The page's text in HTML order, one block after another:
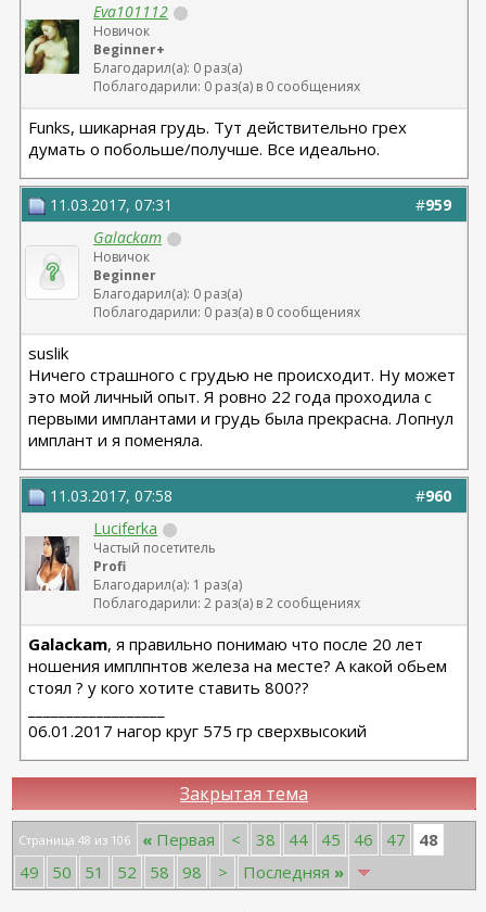
Eva101112
Новичок
Beginner+
Благодарил(а): 0 раз(а)
Поблагодарили: 0 раз(а) в 0 сообщениях
Funks, шикарная грудь. Тут действительно грех
думать о побольше/получше. Все идеально.
#959
11.03.2017, 07:31
Galackam
Новичок
Beginner
Благодарил(а): 0 раз(а)
Поблагодарили: 0 раз(а) в 0 сообщениях
suslik
Ничего страшного с грудью не происходит. Ну может
это мой личный опыт. Я ровно 22 года проходила с
первыми имплантами и грудь была прекрасна. Лопнул
имплант и я поменяла.
#960
11.03.2017, 07:58
Luciferka
Частый посетитель
Profi
Благодарил(а): 1 раз(а)
Поблагодарили: 2 раз(а) в 2 сообщениях
Galackam, я правильно понимаю что после 20 лет
ношения имплпнтов железа на месте? А какой обьем
стоял ? у кого хотите ставить 800??
06.01.2017 нагор круг 575 гр сверхвысокий
Закрытая тема
Страница 48 из 106 « Первая < 38 44 45 46 47
48
49
50 51 52 58 98 > Последняя »